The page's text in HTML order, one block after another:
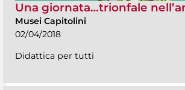
Una giornata…trionfale
Musei Capitolini
02/04/2018
Didattica per tutti